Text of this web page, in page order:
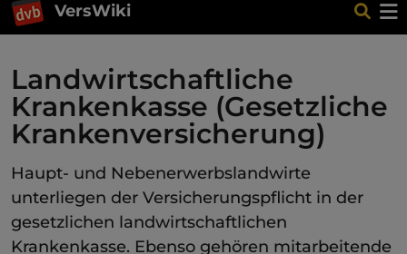
VersWiki
Landwirtschaftliche
Krankenkasse (Gesetzliche
Krankenversicherung)
Haupt- und Nebenerwerbslandwirte
unterliegen der Versicherungspflicht in der
gesetzlichen landwirtschaftlichen
Krankenkasse. Ebenso gehören mitarbeitende